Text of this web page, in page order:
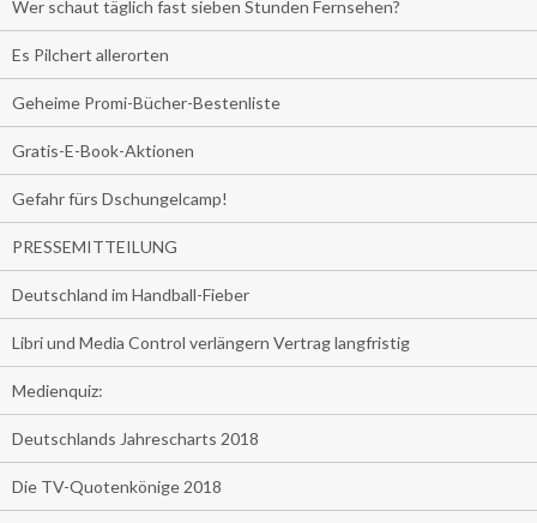
Wer schaut täglich fast sieben Stunden Fernsehen?
Es Pilchert allerorten
Geheime Promi-Bücher-Bestenliste
Gratis-E-Book-Aktionen
Gefahr fürs Dschungelcamp!
PRESSEMITTEILUNG
Deutschland im Handball-Fieber
Libri und Media Control verlängern Vertrag langfristig
Medienquiz:
Deutschlands Jahrescharts 2018
Die TV-Quotenkönige 2018